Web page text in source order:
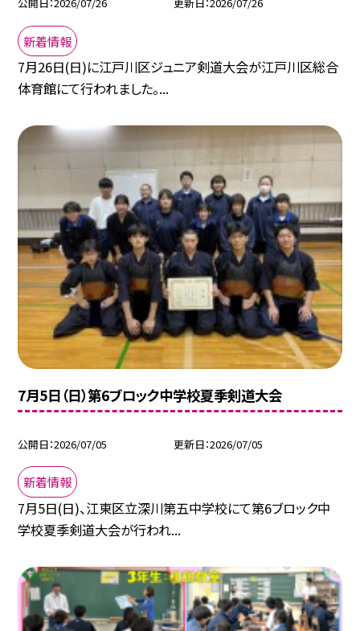
公開日 2026/07/26 更新日 2026/07/26
新着情報
7月26日(日)に江戸川区ジュニア剣道大会が江戸川区総合
体育館にて行われました。...
7月5日（日）第6ブロック中学校夏季剣道大会
公開日 2026/07/05 更新日 2026/07/05
新着情報
7月5日(日)、江東区立深川第五中学校にて第6ブロック中
学校夏季剣道大会が行われ...